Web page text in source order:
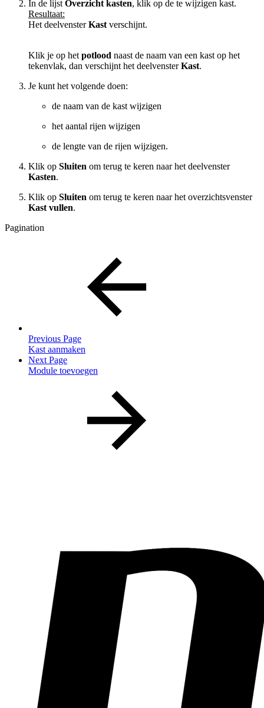
In de lijstOverzicht kasten, klik op de te wijzigen kast.
Resultaat:
Het deelvensterKastverschijnt.
Klik je op hetpotlood naast de naam van een kast op het
tekenvlak, dan verschijnt het deelvensterKast.
Je kunt het volgende doen:
de naam van de kast wijzigen
het aantal rijen wijzigen
de lengte van de rijen wijzigen.
Klik op Sluiten om terug te keren naar het deelvenster
Kasten.
Klik op Sluiten om terug te keren naar het overzichtsvenster
Kast vullen.
Pagination
Previous Page
Kast aanmaken
Next Page
Module toevoegen